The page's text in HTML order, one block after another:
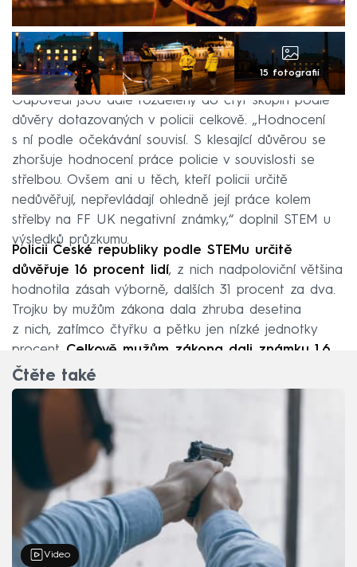
15 fotografií
Odpovědi jsou dále rozděleny do čtyř skupin podle
důvěry dotazovaných v policii celkově. „Hodnocení
s ní podle očekávání souvisí. S klesající důvěrou se
zhoršuje hodnocení práce policie v souvislosti se
střelbou. Ovšem ani u těch, kteří policii určitě
nedůvěřují, nepřevládají ohledně její práce kolem
střelby na FF UK negativní známky,“ doplnil STEM u
výsledků průzkumu.
Policii České republiky podle STEMu určitě
důvěřuje 16 procent lidí, z nich nadpoloviční většina
hodnotila zásah výborně, dalších 31 procent za dva.
Trojku by mužům zákona dala zhruba desetina
z nich, zatímco čtyřku a pětku jen nízké jednotky
procent. Celkově mužům zákona dali známku 1,6
Čtěte také
Video